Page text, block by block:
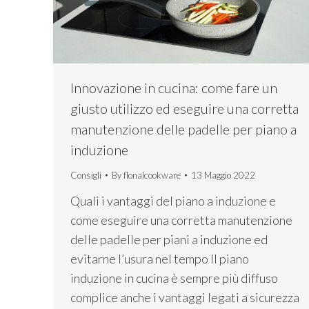
Innovazione in cucina: come fare un
giusto utilizzo ed eseguire una corretta
manutenzione delle padelle per piano a
induzione
Consigli Byflonalcookware 13 Maggio 2022
Quali i vantaggi del piano a induzione e
come eseguire una corretta manutenzione
delle padelle per piani a induzione ed
evitarne l’usura nel tempo Il piano
induzione in cucina è sempre più diffuso
complice anche i vantaggi legati a sicurezza